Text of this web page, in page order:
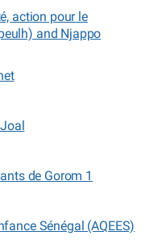
action pour le
and Njappo
de Gorom 1
Sénégal (AQEES)